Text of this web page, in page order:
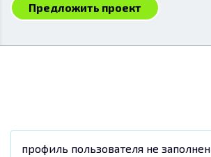
Предложить проект
профиль пользователя не заполнен